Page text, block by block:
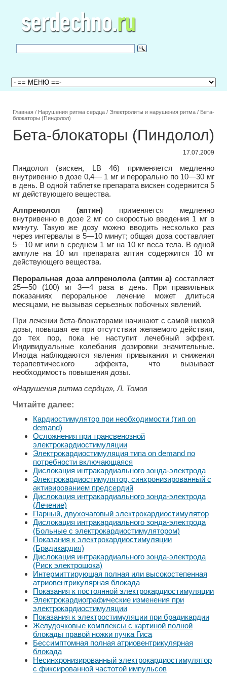
Главная / Нарушения ритма сердца / Электролиты и нарушения ритма / Бета-
блокаторы (Пиндолол)
Бета-блокаторы (Пиндолол)
17.07.2009
Пиндолол (вискен, LB 46) применяется медленно
внутривенно в дозе 0,4— 1 мг и перорально по 10—30 мг
в день. В одной таблетке препарата вискен содержится 5
мг действующего вещества.
Алпренолол (аптин) применяется медленно
внутривенно в дозе 2 мг со скоростью введения 1 мг в
минуту. Такую же дозу можно вводить несколько раз
через интервалы в 5—10 минут; общая доза составляет
5—10 мг или в среднем 1 мг на 10 кг веса тела. В одной
ампуле на 10 мл препарата аптин содержится 10 мг
действующего вещества.
Пероральная доза алпренолола (аптин а) составляет
25—50 (100) мг 3—4 раза в день. При правильных
показаниях пероральное лечение может длиться
месяцами, не вызывая серьезных побочных явлений.
При лечении бета-блокаторами начинают с самой низкой
дозы, повышая ее при отсутствии желаемого действия,
до тех пор, пока не наступит лечебный эффект.
Индивидуальные колебания дозировки значительные.
Иногда наблюдаются явления привыкания и снижения
терапевтического эффекта, что вызывает
необходимость повышения дозы.
«Нарушения ритма сердца», Л. Томов
Читайте далее:
Кардиостимулятор при необходимости (тип on
demand)
Осложнения при трансвенозной
электрокардиостимуляции
Электрокардиостимуляция типа on demand по
потребности включающаяся
Дислокация интракардиального зонда-электрода
Электрокардиостимулятор, синхронизированный с
активированием предсердий
Дислокация интракардиального зонда-электрода
(Лечение)
Парный, двухочаговый электрокардиостимулятор
Дислокация интракардиального зонда-электрода
(Больные с электрокардиостимулятором)
Показания к электрокардиостимуляции
(Брадикардия)
Дислокация интракардиального зонда-электрода
(Риск электрошока)
Интермиттирующая полная или высокостепенная
атриовентрикулярная блокада
Показания к постоянной электрокардиостимуляции
Электрокардиографические изменения при
электрокардиостимуляции
Показания к электростимуляции при брадикардии
Желудочковые комплексы с картиной полной
блокады правой ножки пучка Гиса
Бессимптомная полная атриовентрикулярная
блокада
Несинхронизированный электрокардиостимулятор
с фиксированной частотой импульсов